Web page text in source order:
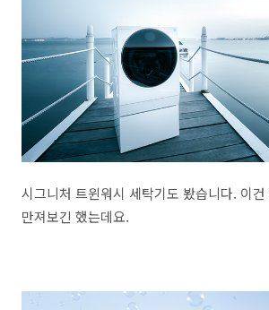
시그니처 트윈워시 세탁기도 봤습니다. 이
만져보긴 했는데요.